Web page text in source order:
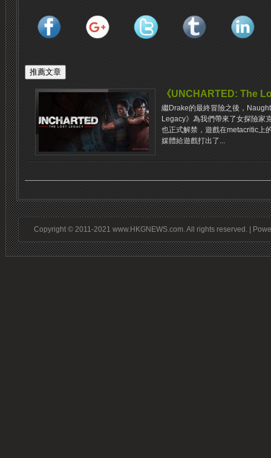
《UNCHARTED: The
繼Drake的最終冒險之後，
Legacy》為我們帶來了女探險家
也正式解禁，遊戲在metacritic上
媒體給遊戲打出了...
Copyright © 2011-2021 www.HKGNEWS.com. All rights reserved. |